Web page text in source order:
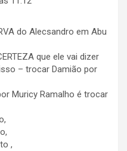
do Alecsandro em Abu
que ele vai dizer
– trocar Damião por
Muricy Ramalho é trocar
,